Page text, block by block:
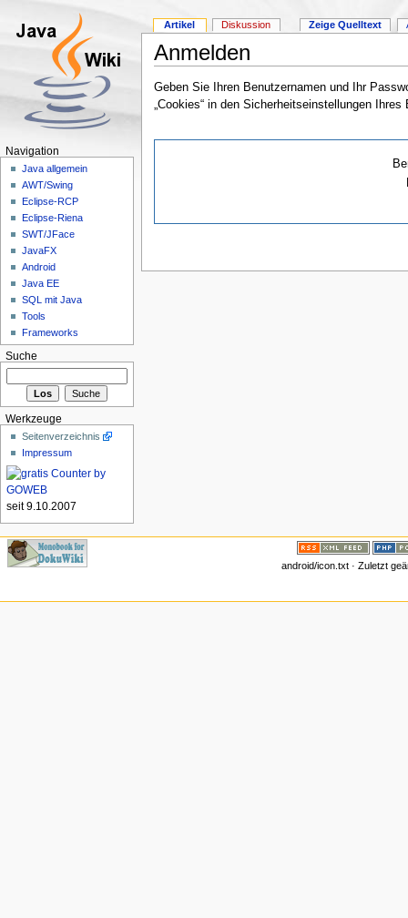
Anmelden
Geben Sie Ihren Benutzernamen und Ihr
„Cookies“ in den Sicherheitseinstellungen
Artikel Diskussion Zeige Quelltext
Navigation
Java allgemein
AWT/Swing
Eclipse-RCP
Eclipse-Riena
SWT/JFace
JavaFX
Android
Java EE
SQL mit Java
Tools
Frameworks
Suche
Werkzeuge
Seitenverzeichnis
Impressum
seit 9.10.2007
android/icon.txt · Zuletzt